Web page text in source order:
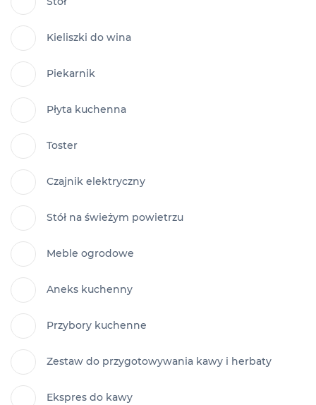
Kieliszki do wina
Piekarnik
Płyta kuchenna
Toster
Czajnik elektryczny
Stół na świeżym powietrzu
Meble ogrodowe
Aneks kuchenny
Przybory kuchenne
Zestaw do przygotowywania kawy i herbaty
Ekspres do kawy